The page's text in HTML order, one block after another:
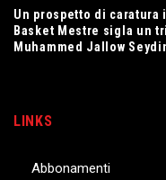
Un prospetto di
Basket Mestre sigla un
Muhammed Jallow
LINKS
Abbonamenti